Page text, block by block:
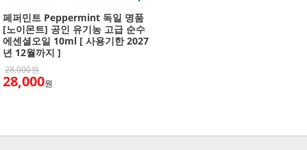
페퍼민트 Peppermint 독일 명품
[노이몬트] 공인 유기농 고급 순수
에센셜오일 10ml [ 사용기한 2027
년 12월까지 ]
28,000원
28,000원